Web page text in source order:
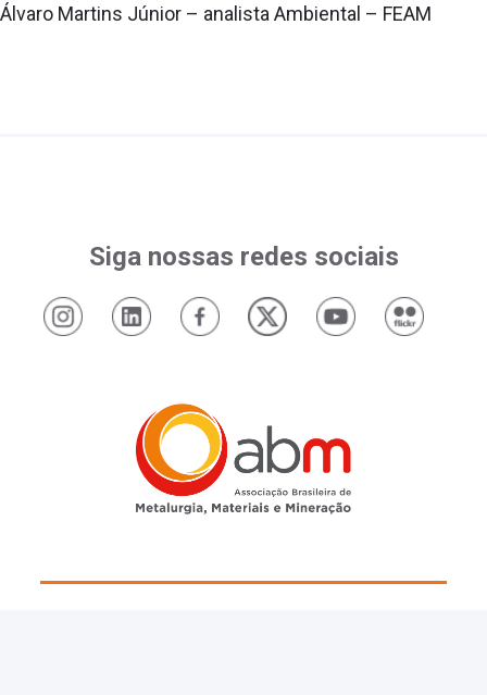
Álvaro Martins Júnior – analista Ambiental – FEAM
Siga nossas redes sociais